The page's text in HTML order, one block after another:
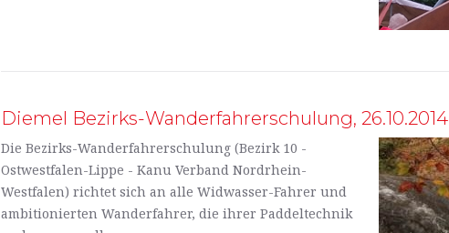
Diemel Bezirks-Wanderfahrerschulung, 26.10.2014
Die Bezirks-Wanderfahrerschulung (Bezirk 10 -
Ostwestfalen-Lippe - Kanu Verband Nordrhein-
Westfalen) richtet sich an alle Widwasser-Fahrer und
ambitionierten Wanderfahrer, die ihrer Paddeltechnik